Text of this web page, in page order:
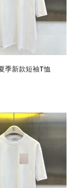
季新款短袖T恤